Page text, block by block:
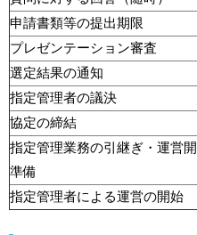
申請書類等の提出期限
プレゼンテーション審査
選定結果の通知
指定管理者の議決
協定の締結
指定管理業務の引継ぎ・運営
準備
指定管理者による運営の開始